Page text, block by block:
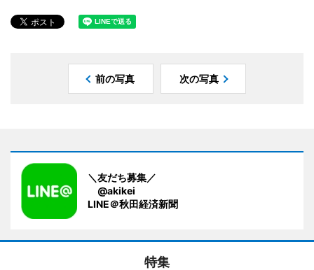
前の写真 次の写真
＼友だち募集／
@akikei
LINE＠秋田経済新聞
特集